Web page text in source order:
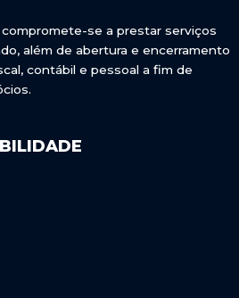
se a prestar serviços
além de abertura e encerramento
contábil e pessoal a fim de